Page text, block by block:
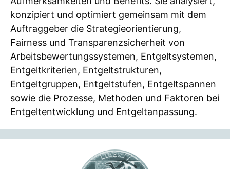
konzipiert und optimiert gemeinsam mit dem
Auftraggeber die Strategieorientierung,
Fairness und Transparenzsicherheit von
Arbeitsbewertungssystemen, Entgeltsystemen,
Entgeltkriterien, Entgeltstrukturen,
Entgeltgruppen, Entgeltstufen, Entgeltspannen
sowie die Prozesse, Methoden und Faktoren bei
Entgeltentwicklung und Entgeltanpassung.